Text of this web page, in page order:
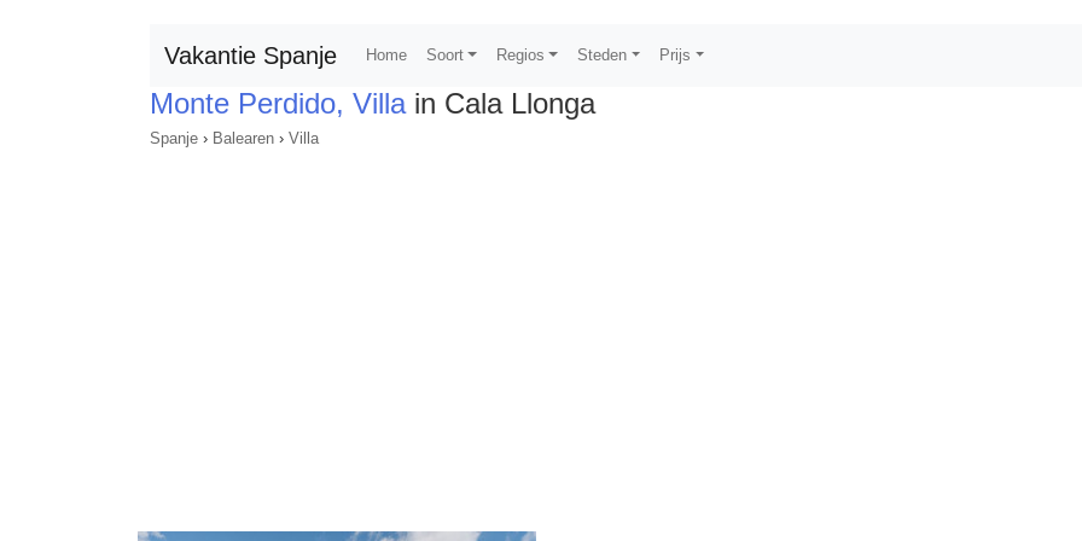
Vakantie Spanje Home Soort Regios Steden Prijs
Monte Perdido, Villain Cala Llonga
Spanje › Balearen › Villa